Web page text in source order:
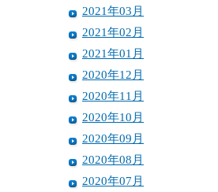
2021年03月
2021年02月
2021年01月
2020年12月
2020年11月
2020年10月
2020年09月
2020年08月
2020年07月